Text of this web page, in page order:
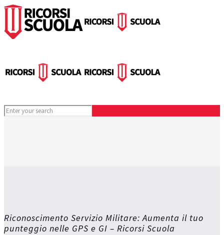
Riconoscimento Servizio Militare: Aumenta il tuo
punteggio nelle GPS e GI – Ricorsi Scuola